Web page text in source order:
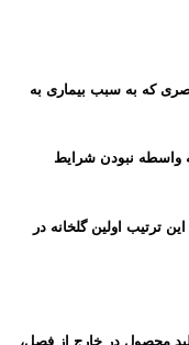
که به سبب بیماری به
واسطه نبودن شرایط
ترتیب اولین گلخانه در
محصول در خارج از فصل،